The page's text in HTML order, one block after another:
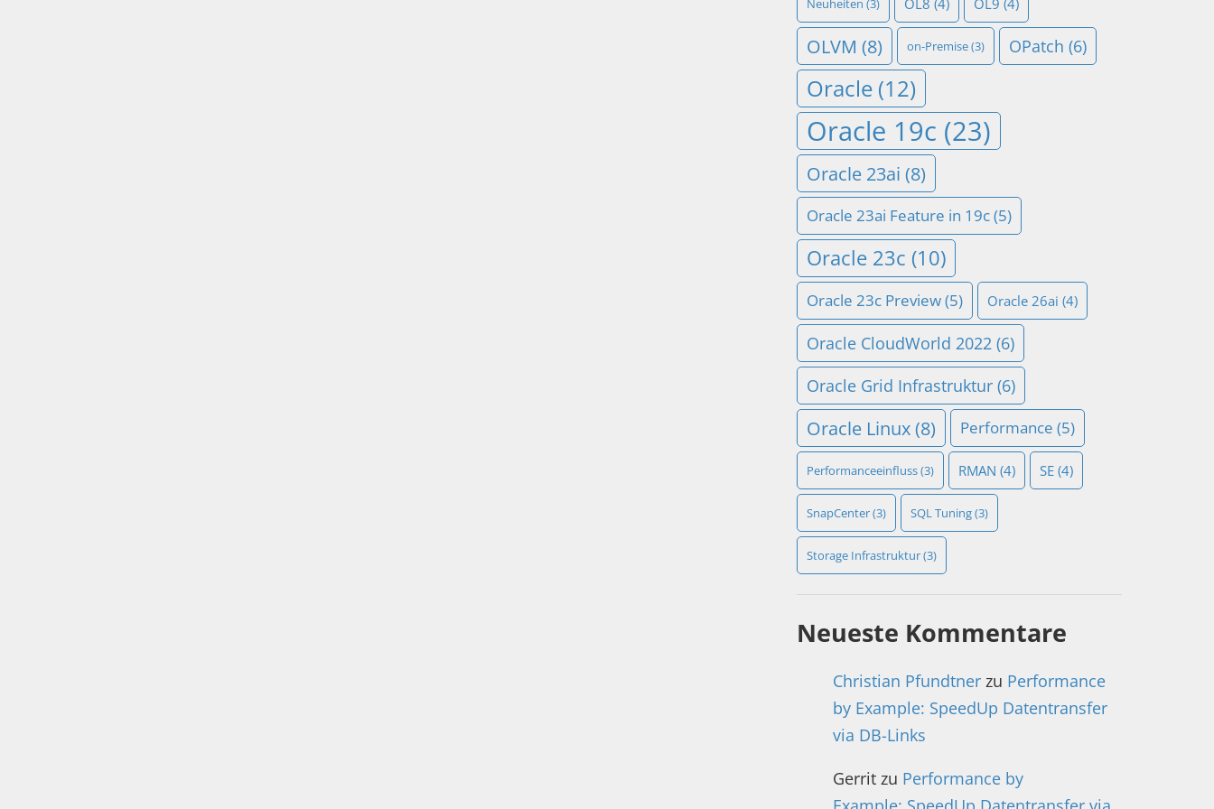
Neuheiten (3) OL8 (4) OL9 (4)
OLVM (8) on-Premise(3) OPatch (6)
Oracle (12)
Oracle 19c (23)
Oracle 23ai (8)
Oracle 23ai Feature in 19c(5)
Oracle 23c (10)
Oracle 23c Preview(5) Oracle 26ai (4)
Oracle CloudWorld 2022 (6)
Oracle Grid Infrastruktur (6)
Oracle Linux(8) Performance (5)
Performanceeinfluss(3) RMAN (4) SE (4)
SnapCenter(3) SQL Tuning(3)
Storage Infrastruktur(3)
Neueste Kommentare
Christian Pfundtner zu Performance
by Example: SpeedUp Datentransfer
via DB-Links
Gerrit zu Performance by